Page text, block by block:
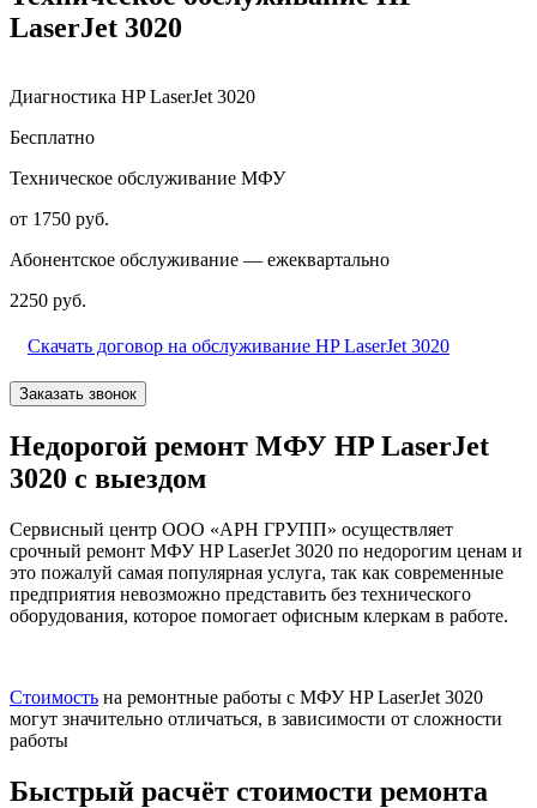
LaserJet 3020
Диагностика HP LaserJet 3020
Бесплатно
Техническое обслуживание МФУ
от 1750 руб.
Абонентское обслуживание — ежеквартально
2250 руб.
Скачать договор на обслуживание HP LaserJet 3020
Заказать звонок
Недорогой ремонт МФУ HP LaserJet
3020 с выездом
Сервисный центр ООО «АРН ГРУПП» осуществляет
срочный ремонт МФУ HP LaserJet 3020 по недорогим ценам и
это пожалуй самая популярная услуга, так как современные
предприятия невозможно представить без технического
оборудования, которое помогает офисным клеркам в работе.
Стоимость на ремонтные работы с МФУ HP LaserJet 3020
могут значительно отличаться, в зависимости от сложности
работы
Быстрый расчёт стоимости ремонта